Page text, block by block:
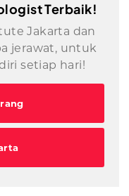
Terbaik!
Jakarta dan
jerawat, untuk
setiap hari!